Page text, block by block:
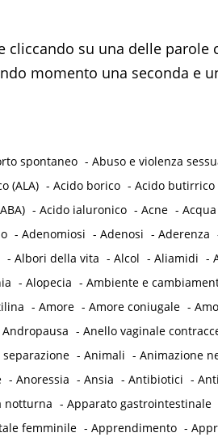
cliccando su una delle parole
momento una seconda e
spontaneo - Abuso e violenza
(ALA) - Acido borico - Acido butirrico
- Acido ialuronico - Acne -
- Adenomiosi - Adenosi - Aderenza
- Albori della vita - Alcol - Aliamidi -
- Alopecia - Ambiente e
- Amore - Amore coniugale -
Andropausa - Anello vaginale
- Animali - Animazione
- Anoressia - Ansia - Antibiotici -
notturna - Apparato gastrointestinale
femminile - Apprendimento -